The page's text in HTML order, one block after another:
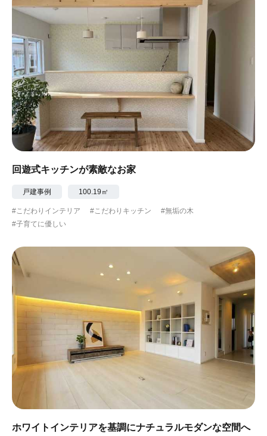
回遊式キッチンが素敵なお家
戸建事例 100.19㎡
#こだわりインテリア #こだわりキッチン
#無垢の木
#子育てに優しい
ホワイトインテリアを基調にナチュラルモダンな空間へ